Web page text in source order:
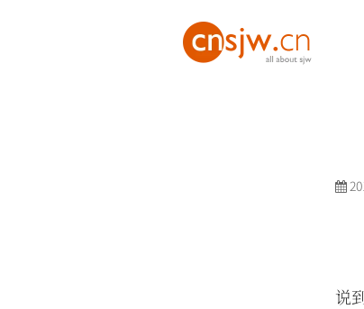
说